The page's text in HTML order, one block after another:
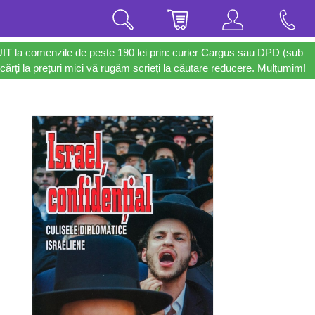
la comenzile de peste 190 lei prin: curier Cargus sau DPD (sub
la prețuri mici vă rugăm scrieți la căutare reducere. Mulțumim!